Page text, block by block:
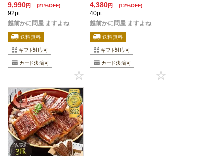
9,990円 (21%OFF)
92pt
越前かに問屋 ますよね
4,380円 (12%OFF)
40pt
越前かに問屋 ますよね